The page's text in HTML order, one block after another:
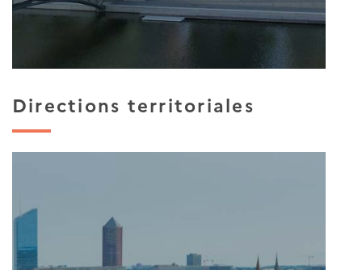
Directions territoriales